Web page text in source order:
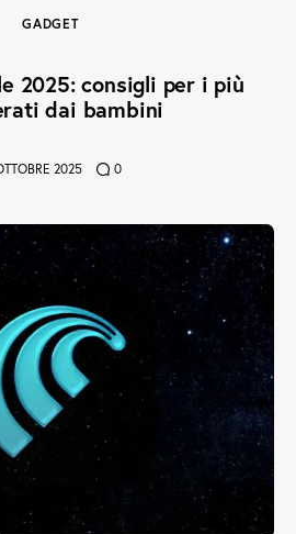
GADGET
2025: consigli per i più
dai bambini
2025 0